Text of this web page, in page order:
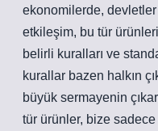
ekonomilerde,
etkileşim, bu tür
belirli kuralları ve
kurallar bazen halkın
büyük sermayenin
tür ürünler, bize